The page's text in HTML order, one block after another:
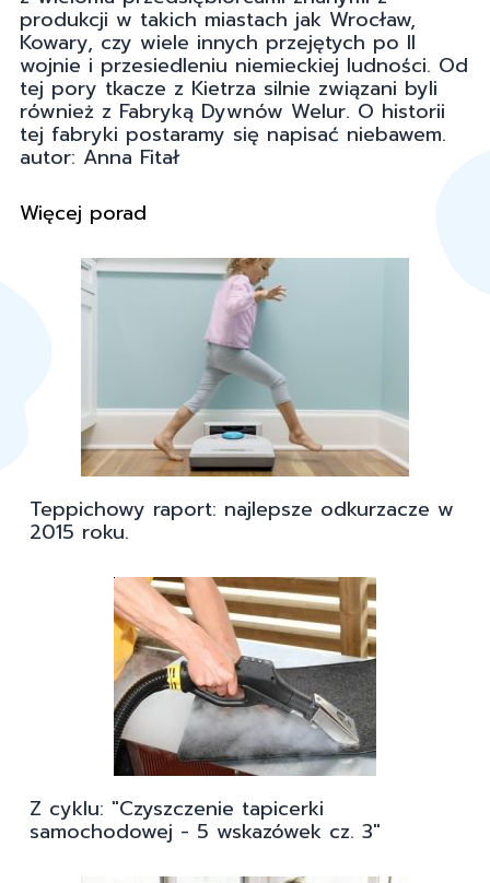
produkcji w takich miastach jak Wrocław,
Kowary, czy wiele innych przejętych po II
wojnie i przesiedleniu niemieckiej ludności. Od
tej pory tkacze z Kietrza silnie związani byli
również z Fabryką Dywnów Welur. O historii
tej fabryki postaramy się napisać niebawem.
autor: Anna Fitał
Więcej porad
Teppichowy raport: najlepsze odkurzacze w
2015 roku.
Z cyklu: "Czyszczenie tapicerki
samochodowej - 5 wskazówek cz. 3"